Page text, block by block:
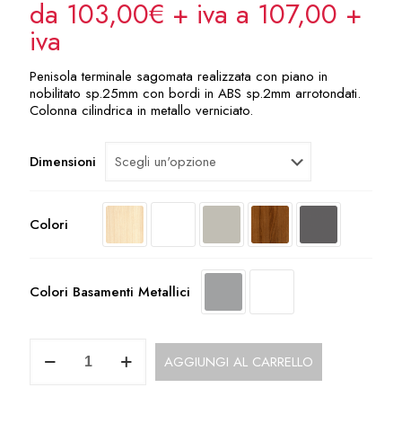
da 103,00€ + iva a 107,00 +
iva
Penisola terminale sagomata realizzata con piano in
nobilitato sp.25mm con bordi in ABS sp.2mm arrotondati.
Colonna cilindrica in metallo verniciato.
Dimensioni
Colori
Colori Basamenti Metallici
Penisola
AGGIUNGI AL CARRELLO